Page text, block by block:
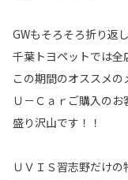
GWもそろそろ折り返
千葉トヨペットでは全
この期間のオススメ
Ｕ－Ｃａｒご購入の
盛り沢山です！！
ＵＶＩＳ習志野だけの